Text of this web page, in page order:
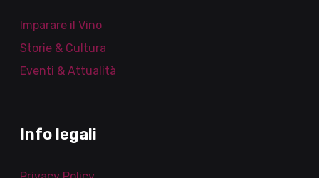
Imparare il Vino
Storie & Cultura
Eventi & Attualità
Info legali